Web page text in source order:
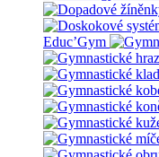
Educ’Gym